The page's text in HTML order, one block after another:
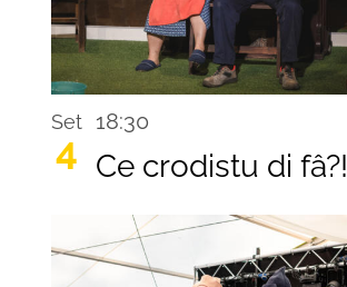
Set
4
18:30
Ce crodistu di fâ?!